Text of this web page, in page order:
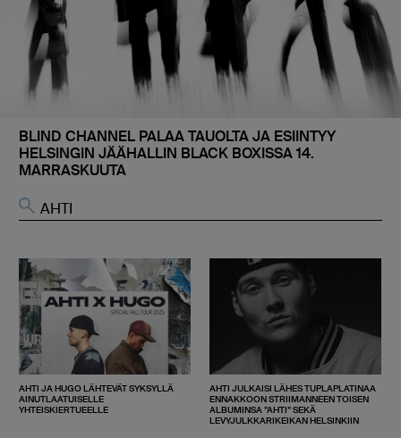
BLIND CHANNEL PALAA TAUOLTA JA ESIINTYY
HELSINGIN JÄÄHALLIN BLACK BOXISSA 14.
MARRASKUUTA
AHTI JA HUGO LÄHTEVÄT SYKSYLLÄ
AINUTLAATUISELLE
YHTEISKIERTUEELLE
AHTI JULKAISI LÄHES TUPLAPLATINAA
ENNAKKOON STRIIMANNEEN TOISEN
ALBUMINSA ”AHTI” SEKÄ
LEVYJULKKARIKEIKAN HELSINKIIN